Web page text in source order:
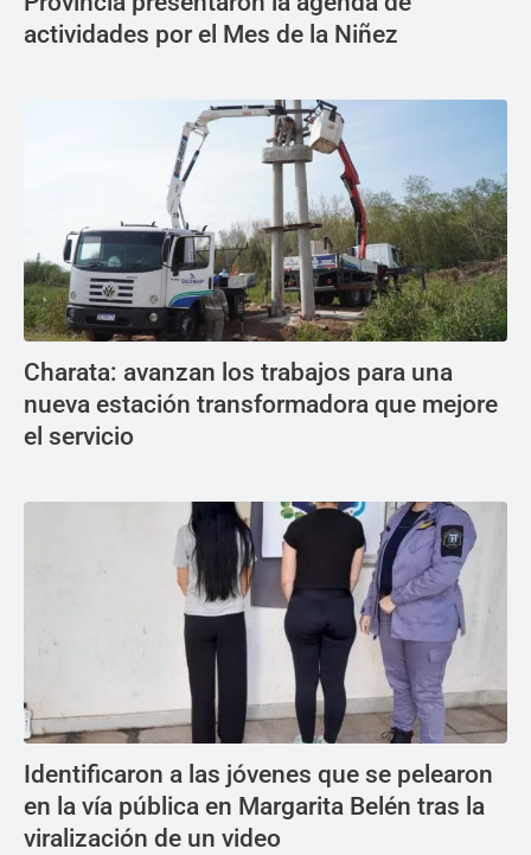
actividades por el Mes de la Niñez
Charata: avanzan los trabajos para una
nueva estación transformadora que mejore
el servicio
Identificaron a las jóvenes que se pelearon
en la vía pública en Margarita Belén tras la
viralización de un video